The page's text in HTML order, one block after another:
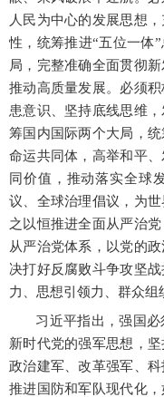
人民为中心的发展思想
性，统筹推进“五位一体
局，完整准确全面贯彻
推动高质量发展。必须
患意识、坚持底线思维
筹国内国际两个大局，
命运共同体，高举和平
同价值，推动落实全球
议、全球治理倡议，为
之以恒推进全面从严治
从严治党体系，以党的
决打好反腐败斗争攻坚
力、思想引领力、群众组
习近平指出，强国
新时代党的强军思想，
政治建军、改革强军、
推进国防和军队现代化